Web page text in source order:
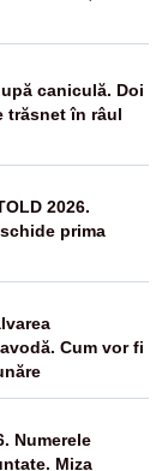
caniculă. Doi
trăsnet în râul
2026.
prima
Cum vor fi
Numerele
Miza